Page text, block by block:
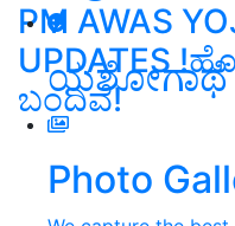
ಯಶೋಗಾಥೆ
Photo
PM AWAS
UPDATES
ಬಂದಿವೆ!